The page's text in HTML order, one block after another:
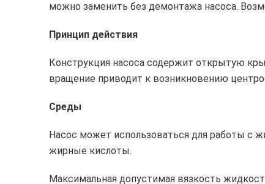
можно заменить без демонтажа насоса.
Принцип действия
Конструкция насоса содержит открытую
вращение приводит к возникновению
Среды
Насос может использоваться для работы с
жирные кислоты.
Максимальная допустимая вязкость